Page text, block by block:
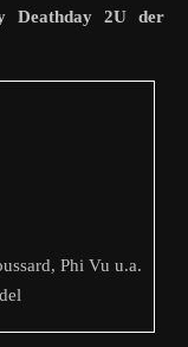
Deathday 2U der
Phi Vu u.a.